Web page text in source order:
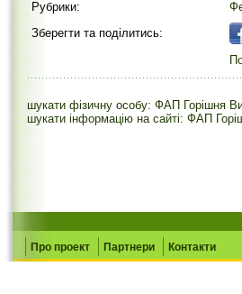
Рубрики:
Зберегти та поділитись:
шукати фізичну особу: ФАП Горішня
шукати інформацію на сайті: ФАП
Про проект Партнери Контакти